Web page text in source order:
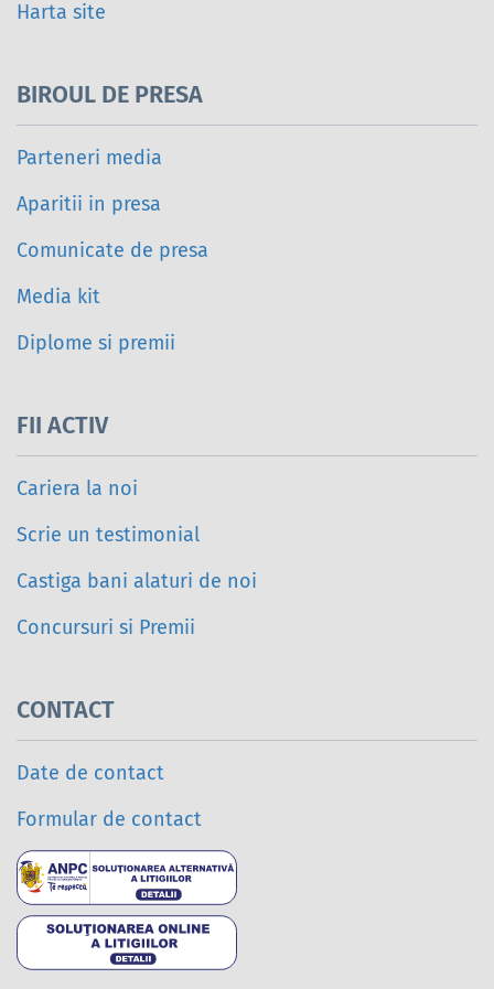
Harta site
BIROUL DE PRESA
Parteneri media
Aparitii in presa
Comunicate de presa
Media kit
Diplome si premii
FII ACTIV
Cariera la noi
Scrie un testimonial
Castiga bani alaturi de noi
Concursuri si Premii
CONTACT
Date de contact
Formular de contact